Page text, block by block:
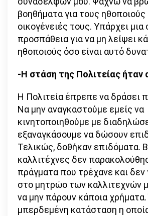
βοηθήματα για τους ηθοποιούς
οικογένειές τους. Υπάρχει μια
προσπάθεια για να μη λείψει
ηθοποιούς όσο είναι αυτό
-Η στάση της Πολιτείας ήταν
Η Πολιτεία έπρεπε να δράσει
Να μην αναγκαστούμε εμείς να
κινητοποιηθούμε με
εξαναγκάσουμε να δώσουν
Τελικώς, δοθήκαν επιδόματα.
καλλιτέχνες δεν
πράγματα που τρέχανε και
στο μητρώο των καλλιτεχνών
να μην πάρουν κάποια
μπερδεμένη κατάσταση η